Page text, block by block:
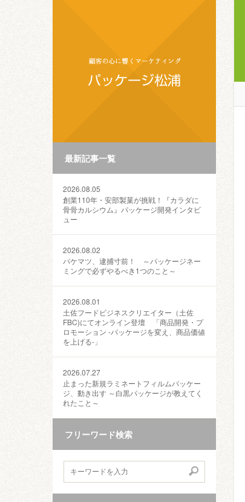
最新記事一覧
2026.08.05
創業110年・安部製菓が挑戦！『カラダに
骨骨カルシウム』パッケージ開発インタビ
ュー
2026.08.02
パケマツ、逮捕寸前！ ～パッケージネー
ミングで必ずやるべき1つのこと～
2026.08.01
土佐フードビジネスクリエイター（土佐
FBC)にてオンライン登壇 「商品開発・プ
ロモーション ‐パッケージを変え、商品価値
を上げる‐」
2026.07.27
止まった新規ラミネートフィルムパッケー
ジ、動き出す ～白黒パッケージが教えてく
れたこと～
フリーワード検索